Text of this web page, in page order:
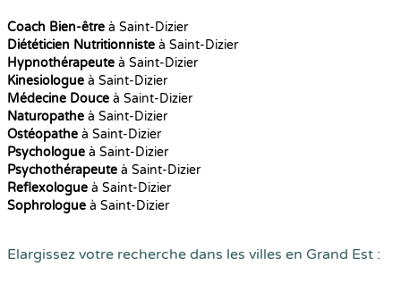
Coach Bien-être à Saint-Dizier
Diététicien Nutritionniste à Saint-Dizier
Hypnothérapeute à Saint-Dizier
Kinesiologue à Saint-Dizier
Médecine Douce à Saint-Dizier
Naturopathe à Saint-Dizier
Ostéopathe à Saint-Dizier
Psychologue à Saint-Dizier
Psychothérapeute à Saint-Dizier
Reflexologue à Saint-Dizier
Sophrologue à Saint-Dizier
Elargissez votre recherche dans les villes en Grand Est :